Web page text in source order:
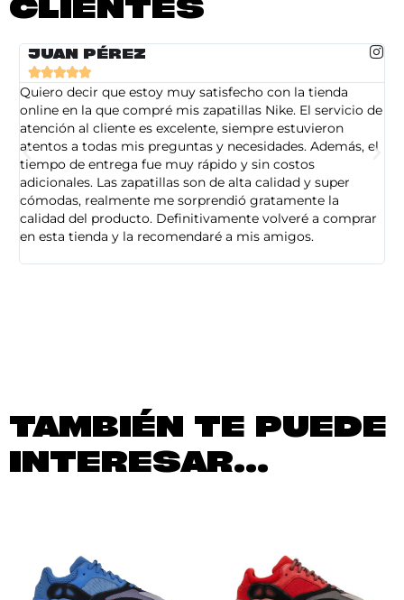
CLIENTES
JUAN PÉREZ

Quiero decir que estoy muy satisfecho con la tienda
online en la que compré mis zapatillas Nike. El servicio de
atención al cliente es excelente, siempre estuvieron
atentos a todas mis preguntas y necesidades. Además, el
tiempo de entrega fue muy rápido y sin costos
adicionales. Las zapatillas son de alta calidad y super
cómodas, realmente me sorprendió gratamente la
calidad del producto. Definitivamente volveré a comprar
en esta tienda y la recomendaré a mis amigos.
TAMBIÉN TE PUEDE
INTERESAR...